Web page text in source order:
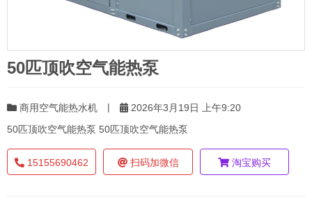
50匹顶吹空气能热泵
商用空气能热水机 |
2026年3月19日 上午9:20
50匹顶吹空气能热泵 50匹顶吹空气能热泵
15155690462 扫码加微信 淘宝购买